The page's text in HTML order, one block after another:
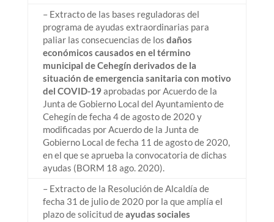
– Extracto de las bases reguladoras del
programa de ayudas extraordinarias para
paliar las consecuencias de los daños
económicos causados en el término
municipal de Cehegín derivados de la
situación de emergencia sanitaria con motivo
del COVID-19aprobadas por Acuerdo de la
Junta de Gobierno Local del Ayuntamiento de
Cehegín de fecha 4 de agosto de 2020 y
modificadas por Acuerdo de la Junta de
Gobierno Local de fecha 11 de agosto de 2020,
en el que se aprueba la convocatoria de dichas
ayudas (BORM 18 ago. 2020).
– Extracto de la Resolución de Alcaldía de
fecha 31 de julio de 2020 por la que amplía el
plazo de solicitud deayudas sociales